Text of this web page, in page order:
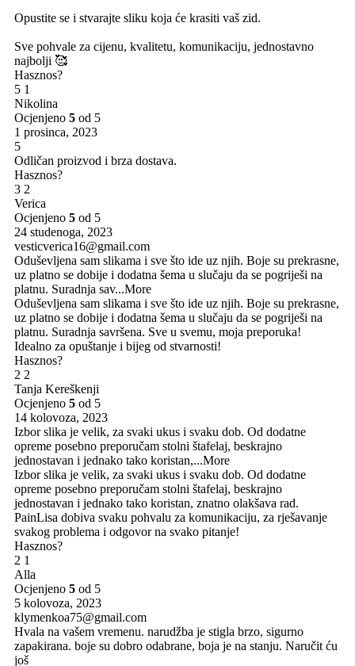
Opustite se i stvarajte sliku koja će krasiti vaš zid.
Sve pohvale za cijenu, kvalitetu, komunikaciju, jednostavno
najbolji 🥰
Hasznos?
5 1
Nikolina
Ocjenjeno 5 od 5
1 prosinca, 2023
5
Odličan proizvod i brza dostava.
Hasznos?
3 2
Verica
Ocjenjeno 5 od 5
24 studenoga, 2023
vesticverica16@gmail.com
Oduševljena sam slikama i sve što ide uz njih. Boje su prekrasne,
uz platno se dobije i dodatna šema u slučaju da se pogriješi na
platnu. Suradnja sav...More
Oduševljena sam slikama i sve što ide uz njih. Boje su prekrasne,
uz platno se dobije i dodatna šema u slučaju da se pogriješi na
platnu. Suradnja savršena. Sve u svemu, moja preporuka!
Idealno za opuštanje i bijeg od stvarnosti!
Hasznos?
2 2
Tanja Kereškenji
Ocjenjeno 5 od 5
14 kolovoza, 2023
Izbor slika je velik, za svaki ukus i svaku dob. Od dodatne
opreme posebno preporučam stolni štafelaj, beskrajno
jednostavan i jednako tako koristan,...More
Izbor slika je velik, za svaki ukus i svaku dob. Od dodatne
opreme posebno preporučam stolni štafelaj, beskrajno
jednostavan i jednako tako koristan, znatno olakšava rad.
PainLisa dobiva svaku pohvalu za komunikaciju, za rješavanje
svakog problema i odgovor na svako pitanje!
Hasznos?
2 1
Alla
Ocjenjeno 5 od 5
5 kolovoza, 2023
klymenkoa75@gmail.com
Hvala na vašem vremenu. narudžba je stigla brzo, sigurno
zapakirana. boje su dobro odabrane, boja je na stanju. Naručit ću
još